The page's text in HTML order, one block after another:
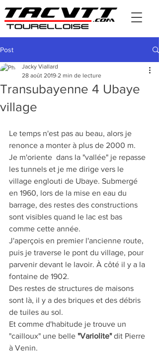
Post
Transubayenne 4 Ubaye
village
Jacky Viallard
28 août 2019 2 min de lecture
Le temps n'est pas au beau, alors je
renonce a monter à plus de 2000 m.
Je m'oriente  dans la "vallée" je repasse
les tunnels et je me dirige vers le
village englouti de Ubaye. Submergé
en 1960, lors de la mise en eau du
barrage, des restes des constructions
sont visibles quand le lac est bas
comme cette année.
J'aperçois en premier l'ancienne route,
puis je traverse le pont du village, pour
parvenir devant le lavoir. À côté il y a la
fontaine de 1902.
Des restes de structures de maisons
sont là, il y a des briques et des débris
de tuiles au sol.
Et comme d'habitude je trouve un
"cailloux" une belle "Variolite" dit Pierre
à Venin.